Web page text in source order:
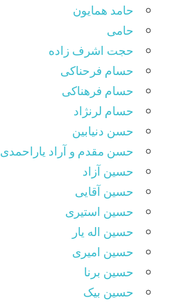
حامد همایون
حامی
حجت اشرف زاده
حسام فرحناکی
حسام فرهناکی
حسام لرنژاد
حسن دنیابین
حسن مقدم و آراد یاراحمدی
حسین آزاد
حسین آقایی
حسین استیری
حسین اله یار
حسین امیری
حسین برنا
حسین بیک